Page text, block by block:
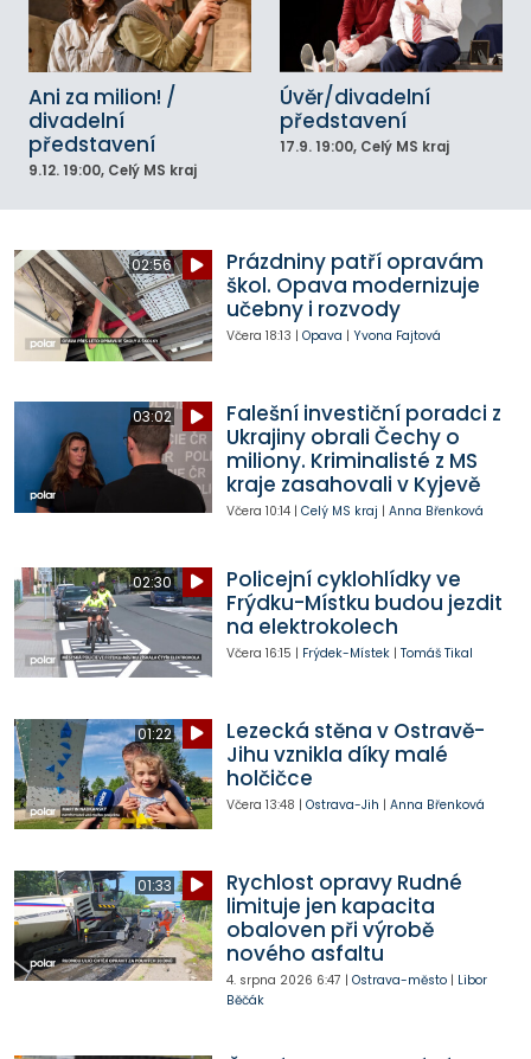
Ani za milion! /
divadelní
představení
9.12. 19:00, Celý MS kraj
Úvěr/divadelní
představení
17.9. 19:00, Celý MS kraj
02:56
Prázdniny patří opravám
škol. Opava modernizuje
učebny i rozvody
Včera 18:13 | Opava | Yvona Fajtová
03:02
Falešní investiční poradci z
Ukrajiny obrali Čechy o
miliony. Kriminalisté z MS
kraje zasahovali v Kyjevě
Včera 10:14| Celý MS kraj | Anna Břenková
02:30
Policejní cyklohlídky ve
Frýdku-Místku budou jezdit
na elektrokolech
Včera 16:15 | Frýdek-Místek| Tomáš Tikal
01:22
Lezecká stěna v Ostravě-
Jihu vznikla díky malé
holčičce
Včera 13:48 | Ostrava-Jih | Anna Břenková
01:33
Rychlost opravy Rudné
limituje jen kapacita
obaloven při výrobě
nového asfaltu
4. srpna 2026 6:47 | Ostrava-město| Libor
Běčák